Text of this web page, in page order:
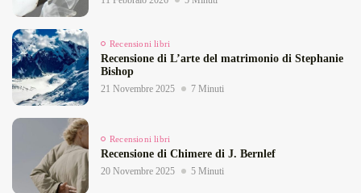
Recensioni libri
Recensione di L’arte del matrimonio di Stephanie
Bishop
21 Novembre 2025 7 Minuti
Recensioni libri
Recensione di Chimere di J. Bernlef
20 Novembre 2025 5 Minuti